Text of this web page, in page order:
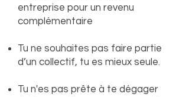
entreprise pour un revenu
complémentaire
Tu ne souhaites pas faire partie
d’un collectif, tu es mieux seule.
Tu n'es pas prête à te dégager